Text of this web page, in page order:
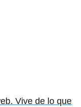
Vive de lo que